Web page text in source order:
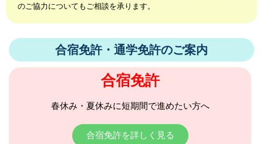
のご協力についてもご相談を承ります。
合宿免許・通学免許のご案内
合宿免許
春休み・夏休みに短期間で進めたい方へ
合宿免許を詳しく見る